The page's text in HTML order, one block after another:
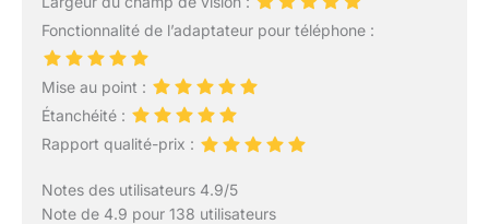
Fonctionnalité de l’adaptateur pour téléphone :
Mise au point :
Étanchéité :
Rapport qualité-prix :
Notes des utilisateurs 4.9/5
Note de 4.9 pour 138 utilisateurs